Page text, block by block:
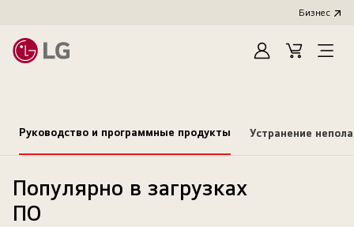
Бизнес
Cart
Open
Руководство и программные продукты Устранение
Популярно в загрузках
ПО